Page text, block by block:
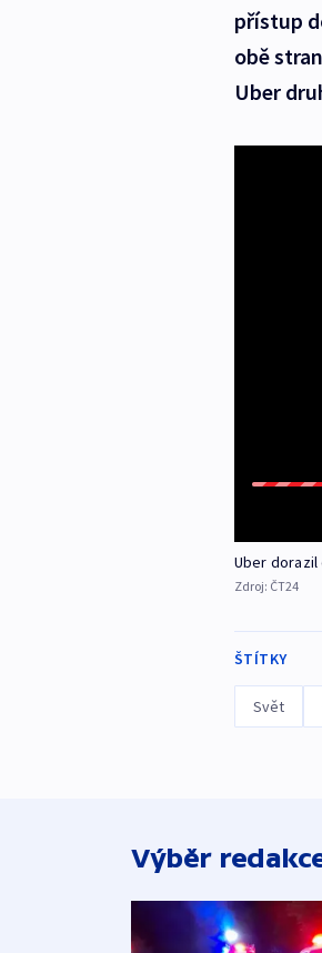
přístup
obě
Uber
Uber dorazil
Zdroj: ČT24
ŠTÍTKY
Svět
Výběr